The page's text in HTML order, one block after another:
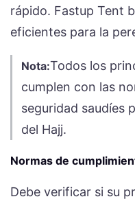
rápido. Fastup Tent
eficientes para la
Nota:Todos los
cumplen con las
seguridad saudíes
del Hajj.
Normas de
Debe verificar si su